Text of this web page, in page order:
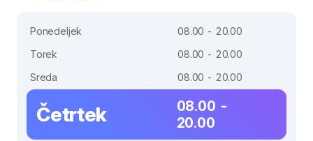
Ponedeljek
08.00 - 20.00
Torek
08.00 - 20.00
Sreda
08.00 - 20.00
Četrtek
08.00 -
20.00